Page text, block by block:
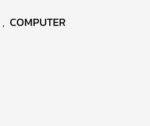
, COMPUTER